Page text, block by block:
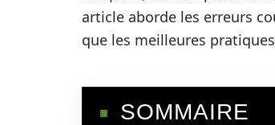
article aborde les erreurs
que les meilleures
SOMMAIRE